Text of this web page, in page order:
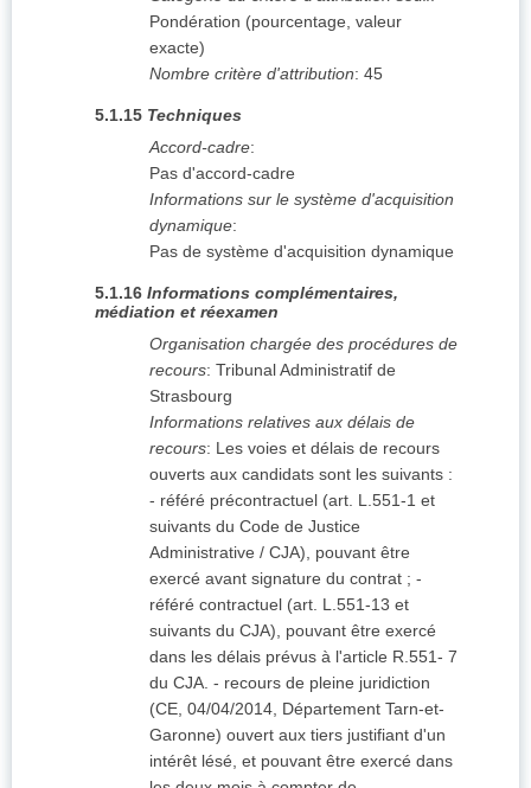
Pondération (pourcentage, valeur
exacte)
Nombre critère d'attribution: 45
5.1.15 Techniques
Accord-cadre:
Pas d'accord-cadre
Informations sur le système d'acquisition
dynamique:
Pas de système d'acquisition dynamique
5.1.16 Informations complémentaires,
médiation et réexamen
Organisation chargée des procédures de
recours: Tribunal Administratif de
Strasbourg
Informations relatives aux délais de
recours: Les voies et délais de recours
ouverts aux candidats sont les suivants :
- référé précontractuel (art. L.551-1 et
suivants du Code de Justice
Administrative / CJA), pouvant être
exercé avant signature du contrat ; -
référé contractuel (art. L.551-13 et
suivants du CJA), pouvant être exercé
dans les délais prévus à l'article R.551- 7
du CJA. - recours de pleine juridiction
(CE, 04/04/2014, Département Tarn-et-
Garonne) ouvert aux tiers justifiant d'un
intérêt lésé, et pouvant être exercé dans